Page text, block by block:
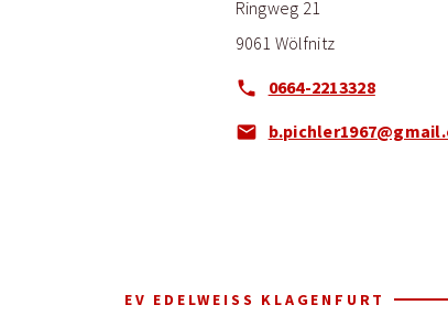
Ringweg 21
9061 Wölfnitz
0664-2213328
EV EDELWEISS KLAGENFURT